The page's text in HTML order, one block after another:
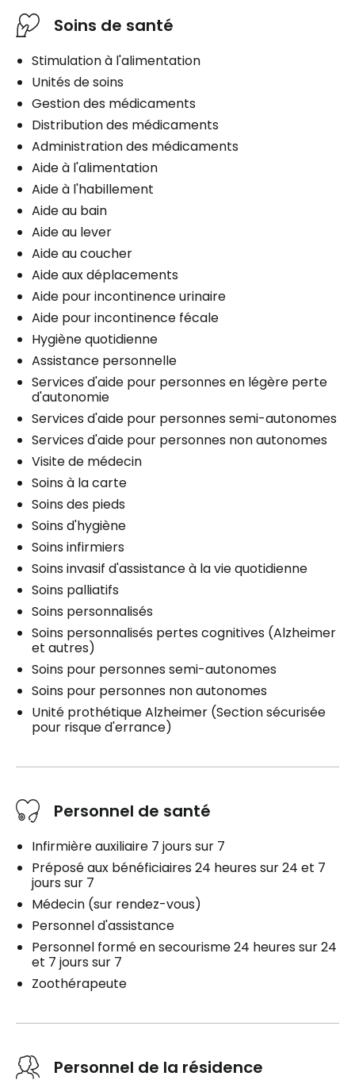
Soins de santé
Stimulation à l'alimentation
Unités de soins
Gestion des médicaments
Distribution des médicaments
Administration des médicaments
Aide à l'alimentation
Aide à l'habillement
Aide au bain
Aide au lever
Aide au coucher
Aide aux déplacements
Aide pour incontinence urinaire
Aide pour incontinence fécale
Hygiène quotidienne
Assistance personnelle
Services d'aide pour personnes en légère perte
d'autonomie
Services d'aide pour personnes semi-autonomes
Services d'aide pour personnes non autonomes
Visite de médecin
Soins à la carte
Soins des pieds
Soins d'hygiène
Soins infirmiers
Soins invasif d'assistance à la vie quotidienne
Soins palliatifs
Soins personnalisés
Soins personnalisés pertes cognitives (Alzheimer
et autres)
Soins pour personnes semi-autonomes
Soins pour personnes non autonomes
Unité prothétique Alzheimer (Section sécurisée
pour risque d'errance)
Personnel de santé
Infirmière auxiliaire 7 jours sur 7
Préposé aux bénéficiaires 24 heures sur 24 et 7
jours sur 7
Médecin (sur rendez-vous)
Personnel d'assistance
Personnel formé en secourisme 24 heures sur 24
et 7 jours sur 7
Zoothérapeute
Personnel de la résidence